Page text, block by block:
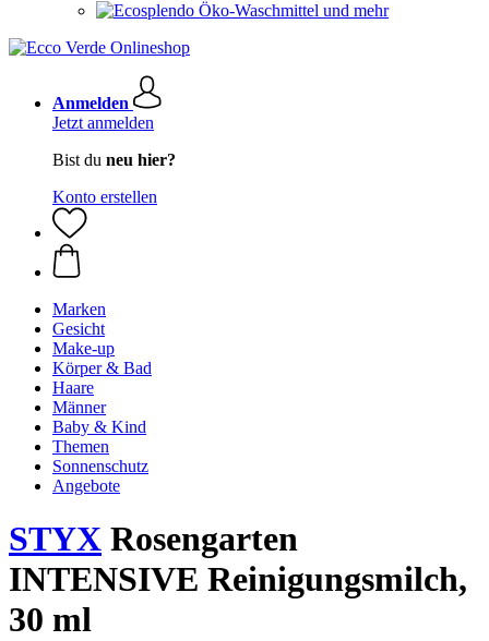
Öko-Waschmittel und mehr
Anmelden
Jetzt anmelden
Bist du neu hier?
Konto erstellen
Marken
Gesicht
Make-up
Körper & Bad
Haare
Männer
Baby & Kind
Themen
Sonnenschutz
Angebote
STYX Rosengarten
INTENSIVE Reinigungsmilch,
30 ml